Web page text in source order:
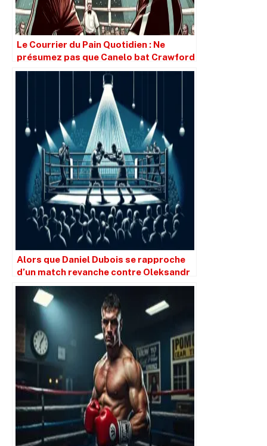
Le Courrier du Pain Quotidien : Ne
présumez pas que Canelo bat Crawford
simplement parce qu’il est plus grand.
Alors que Daniel Dubois se rapproche
d’un match revanche contre Oleksandr
Usyk, que signifie cela pour Joseph
Parker et les autres prétendants ?